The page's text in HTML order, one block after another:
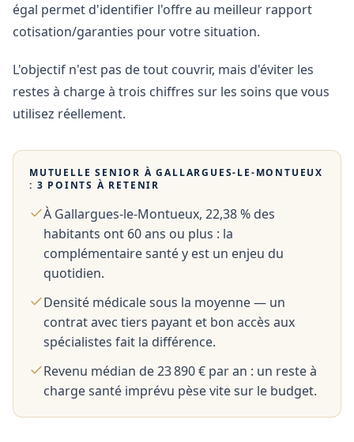
égal permet d'identifier l'offre au meilleur rapport
cotisation/garanties pour votre situation.
L'objectif n'est pas de tout couvrir, mais d'éviter les
restes à charge à trois chiffres sur les soins que vous
utilisez réellement.
MUTUELLE SENIOR ÀGALLARGUES-LE-MONTUEUX
: 3 POINTS À RETENIR
À Gallargues-le-Montueux, 22,38 % des
habitants ont 60 ans ou plus : la
complémentaire santé y est un enjeu du
quotidien.
Densité médicale sous la moyenne — un
contrat avec tiers payant et bon accès aux
spécialistes fait la différence.
Revenu médian de 23 890 € par an : un reste à
charge santé imprévu pèse vite sur le budget.